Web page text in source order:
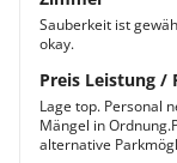
Sauberkeit ist
okay.
Preis Leistung /
Lage top. Personal
Mängel in
alternative